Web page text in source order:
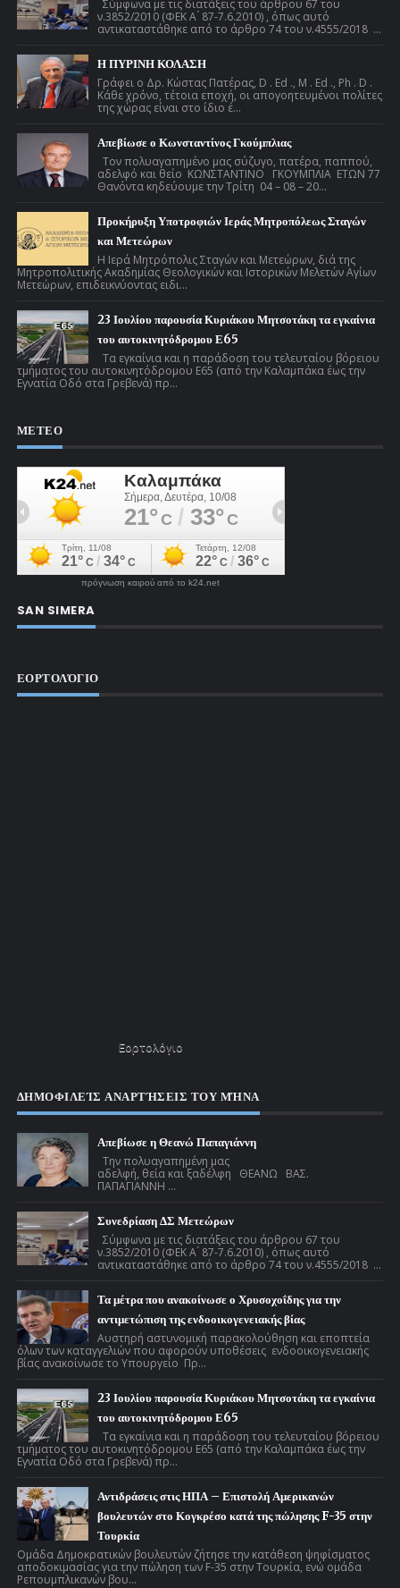
Σύμφωνα με τις διατάξεις του άρθρου 67 του
ν.3852/2010 (ΦΕΚ Α ́ 87-7.6.2010) , όπως αυτό
αντικαταστάθηκε από το άρθρο 74 του ν.4555/2018 ...
Η ΠΥΡΙΝΗ ΚΟΛΑΣΗ
Γράφει ο Δρ. Κώστας Πατέρας, D . Ed ., M . Ed ., Ph . D .
Κάθε χρόνο, τέτοια εποχή, οι απογοητευμένοι πολίτες
της χώρας είναι στο ίδιο έ...
Απεβίωσε ο Κωνσταντίνος Γκούμπλιας
Τον πολυαγαπημένο μας σύζυγο, πατέρα, παππού,
αδελφό και θείο ΚΩΝΣΤΑΝΤΙΝΟ ΓΚΟΥΜΠΛΙΑ ΕΤΩΝ 77
Θανόντα κηδεύουμε την Τρίτη 04 – 08 – 20...
Προκήρυξη Υποτροφιών Ιεράς Μητροπόλεως Σταγών
και Μετεώρων
Η Ιερά Μητρόπολις Σταγών και Μετεώρων, διά της
Μητροπολιτικής Ακαδημίας Θεολογικών και Ιστορικών Μελετών Αγίων
Μετεώρων, επιδεικνύοντας ειδι...
23 Ιουλίου παρουσία Κυριάκου Μητσοτάκη τα εγκαίνια
του αυτοκινητόδρομου Ε65
Τα εγκαίνια και η παράδοση του τελευταίου βόρειου
τμήματος του αυτοκινητόδρομου Ε65 (από την Καλαμπάκα έως την
Εγνατία Οδό στα Γρεβενά) πρ...
ΜΕΤΕΟ
πρόγνωση καιρού από το k24.net
SAN SIMERA
ΕΟΡΤΟΛΌΓΙΟ
Εορτολόγιο
ΔΗΜΟΦΙΛΕΊΣ ΑΝΑΡΤΉΣΕΙΣ ΤΟΥ ΜΉΝΑ
Απεβίωσε η Θεανώ Παπαγιάννη
Την πολυαγαπημένη μας
αδελφή, θεία και ξαδέλφη ΘΕΑΝΩ ΒΑΣ.
ΠΑΠΑΓΙΑΝΝΗ ...
Συνεδρίαση ΔΣ Μετεώρων
Σύμφωνα με τις διατάξεις του άρθρου 67 του
ν.3852/2010 (ΦΕΚ Α ́ 87-7.6.2010) , όπως αυτό
αντικαταστάθηκε από το άρθρο 74 του ν.4555/2018 ...
Τα μέτρα που ανακοίνωσε ο Χρυσοχοΐδης για την
αντιμετώπιση της ενδοοικογενειακής βίας
Αυστηρή αστυνομική παρακολούθηση και εποπτεία
όλων των καταγγελιών που αφορούν υποθέσεις ενδοοικογενειακής
βίας ανακοίνωσε το Υπουργείο Πρ...
23 Ιουλίου παρουσία Κυριάκου Μητσοτάκη τα εγκαίνια
του αυτοκινητόδρομου Ε65
Τα εγκαίνια και η παράδοση του τελευταίου βόρειου
τμήματος του αυτοκινητόδρομου Ε65 (από την Καλαμπάκα έως την
Εγνατία Οδό στα Γρεβενά) πρ...
Αντιδράσεις στις ΗΠΑ – Επιστολή Αμερικανών
βουλευτών στο Κογκρέσο κατά της πώλησης F-35 στην
Τουρκία
Ομάδα Δημοκρατικών βουλευτών ζήτησε την κατάθεση ψηφίσματος
αποδοκιμασίας για την πώληση των F-35 στην Τουρκία, ενώ ομάδα
Ρεπουμπλικανών βου...